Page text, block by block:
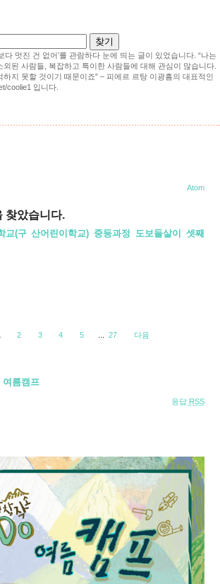
다 멋진 건 없어’를 관람하다 눈에 띄는 글이 있었습니다. “나는
된 사람들, 복잡하고 특이한 사람들에 대해 관심이 많습니다.
지 못할 것이기 때문이죠” – 피에르 르탕 이광흠의 대표적인
coolie1 입니다.
Atom
찾았습니다.
교(구 산어린이학교) 중등과정 도보들살이 셋째
2 3 4 5 27 다음
여름캠프
응답 RSS